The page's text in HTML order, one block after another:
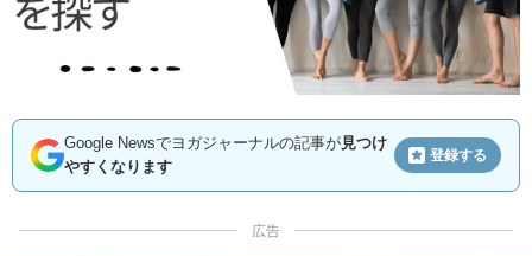
Google Newsでヨガジャーナルの記事が見つけ
やすくなります
登録する
広告